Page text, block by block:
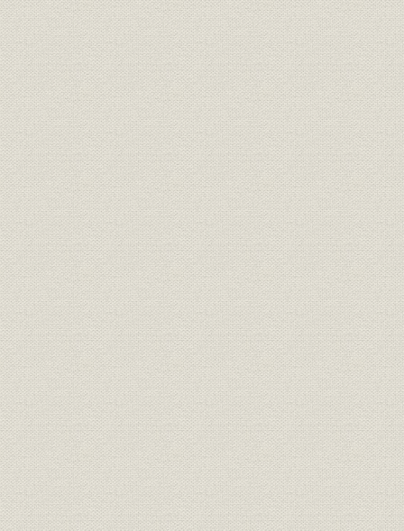
財務・業績
三井銀行 明治九年一月~六月迄
各店総計表//無利足貸 第七号
明治九年
財務・業績
三井銀行 明治九年一月~六月迄
各店総計表//滞貸 第八号
明治九年
財務・業績
三井銀行 明治九年一月~六月迄
各店総計表//諸向 第九号
明治九年
財務・業績
三井銀行 明治九年一月~六月迄
各店総計表//闔店費益取調月表
第十号
明治九年
財務・業績
三井銀行 明治九年一月~六月迄
各店総計表//総計 第十一号
明治九年
財務・業績
三井銀行 明治九年一月~六月迄
各店総計表//現在金 第十二号
明治九年
財務・業績
三井銀行 明治九年一月~六月迄
各店総計表//積金 第十三号
明治九年
経営
旧三井組ヨリ三井銀行ヘ事業引
継契約書
明治九年
財務・業績
三井組闔店貸預リ及現在金引継
証書
明治九年
財務・業績;株式
旧三井組大元方・三井氏同苗中
株式加入金并滞貸償却方協議決
定書
明治九年